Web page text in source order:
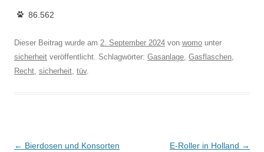
86.562
Dieser Beitrag wurde am 2. September 2024 von womo unter
sicherheit veröffentlicht. Schlagwörter: Gasanlage Gasflaschen
Recht sicherheit tüv.
Beitragsnavigation
← Bierdosen und Konsorten E-Roller in Holland →